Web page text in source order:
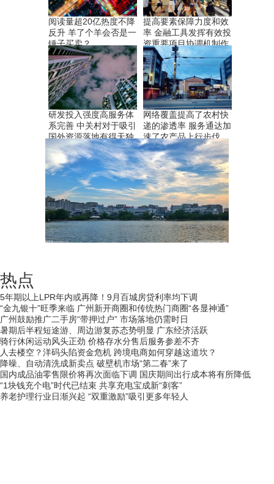
阅读量超20亿热度不降
反升 羊了个羊会否是一
锤子买卖？
提高要素保障力度和效
率 金融工具发挥有效投
资重要项目协调机制作
用
研发投入强度高服务体
系完善 中关村对于吸引
国外资源落地有得天独
厚的优势
网络覆盖提高了农村快
递的渗透率 服务通达加
速了农产品上行步伐
热点
5年期以上LPR年内或再降！9月百城房贷利率均下调
“金九银十”旺季来临 广州新开商圈和传统热门商圈“各显神通”
广州鼓励推广二手房“带押过户” 市场落地仍需时日
暑期后半程短途游、周边游复苏态势明显 广东经济活跃
骑行休闲运动风头正劲 价格存水分售后服务参差不齐
人去楼空？洋码头陷资金危机 跨境电商如何穿越这道坎？
降噪、自动清洗成新卖点 破壁机市场“第二春”来了
国内成品油零售限价将再次面临下调 国庆期间出行成本将有所降低
“1块钱充个电”时代已结束 共享充电宝成新“刺客”
养老护理行业日渐兴起 “双重激励”吸引更多年轻人